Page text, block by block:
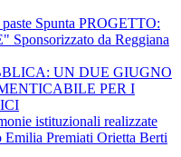
Spunta PROGETTO:
da Reggiana
UN DUE GIUGNO
PER I
istituzionali realizzate
Premiati Orietta Berti